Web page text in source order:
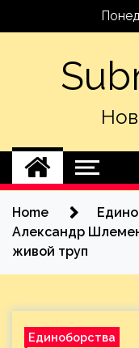
Home
Александр
живой труп
Единоборства